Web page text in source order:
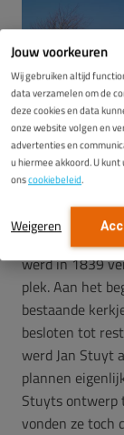
Jouw voorkeuren
Wij gebruiken altijd
data verzamelen om de
deze cookies en data
onze website volgen en
advertenties en
u hiermee akkoord. U
onscookiebeleid.
Weigeren
In 1795 werd
dorpsstraat in
werd in 1839
plek. Aan het
bestaande
besloten tot
werd Jan Stuyt
plannen
Stuyts ontwerp
vonden ze toch